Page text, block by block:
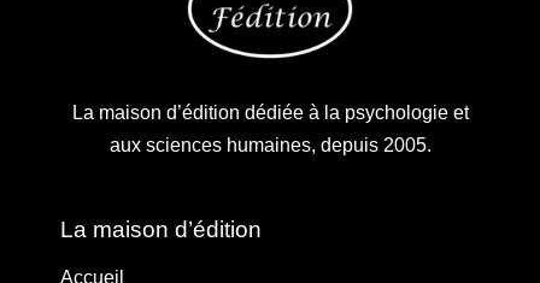
La maison d’édition dédiée à la psychologie et
aux sciences humaines, depuis 2005.
La maison d’édition
Accueil